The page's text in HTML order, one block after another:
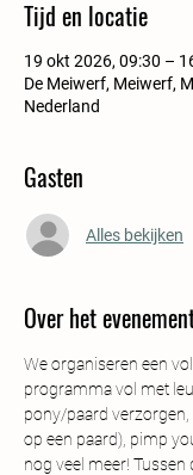
Tijd en locatie
19 okt 2026, 09:30 –
De Meiwerf, Meiwerf,
Nederland
Gasten
Alles bekijken
Over het
We organiseren een
programma vol met
pony/paard
op een paard), pimp
nog veel meer!